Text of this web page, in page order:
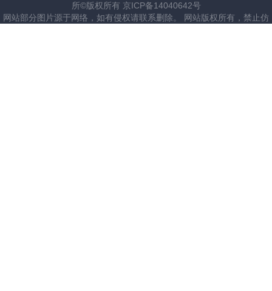
所©版权所有 京ICP备14040642号
网站部分图片源于网络，如有侵权请联系删除。 网站版权所有，禁止仿